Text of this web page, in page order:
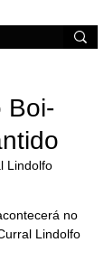
Boi-
Lindolfo
no
Lindolfo